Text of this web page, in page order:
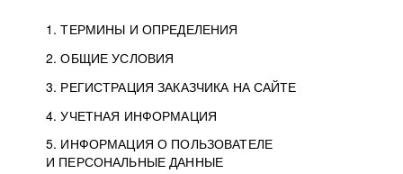
1. ТЕРМИНЫ И ОПРЕДЕЛЕНИЯ
2. ОБЩИЕ УСЛОВИЯ
3. РЕГИСТРАЦИЯ ЗАКАЗЧИКА НА САЙТЕ
4. УЧЕТНАЯ ИНФОРМАЦИЯ
5. ИНФОРМАЦИЯ О ПОЛЬЗОВАТЕЛЕ
И ПЕРСОНАЛЬНЫЕ ДАННЫЕ